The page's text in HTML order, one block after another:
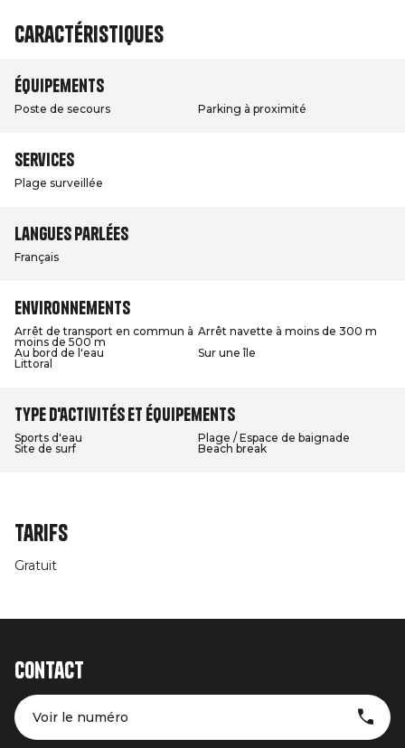
Caractéristiques
Équipements
Poste de secours Parking à proximité
Services
Plage surveillée
Langues parlées
Français
Environnements
Arrêt de transport en commun à
moins de 500 m
Arrêt navette à moins de 300 m
Au bord de l'eau
Sur une île
Littoral
Type d'activités et équipements
Sports d'eau
Plage / Espace de baignade
Site de surf
Beach break
Tarifs
Gratuit
Contact
Voir le numéro